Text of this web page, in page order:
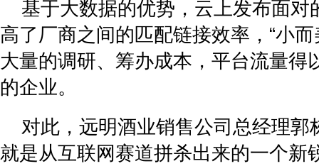
基于大数据的优势，云上发布面对
高了厂商之间的匹配链接效率，“小
大量的调研、筹办成本，平台流量得
的企业。
对此，远明酒业销售公司总经理郭
就是从互联网赛道拼杀出来的一个新